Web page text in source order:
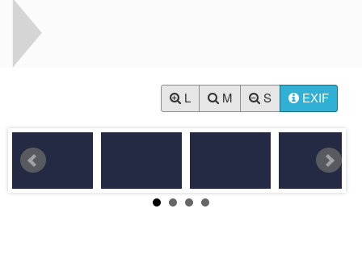
L M S EXIF